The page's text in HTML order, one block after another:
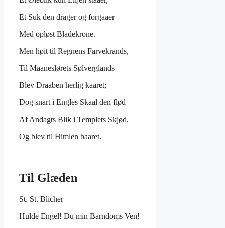
Et Suk den drager og forgaaer
Med opløst Bladekrone.
Men høit til Regnens Farvekrands,
Til Maaneslørets Sølverglands
Blev Draaben herlig kaaret;
Dog snart i Engles Skaal den flød
Af Andagts Blik i Templets Skjød,
Og blev til Himlen baaret.
Til Glæden
St. St. Blicher
Hulde Engel! Du min Barndoms Ven!